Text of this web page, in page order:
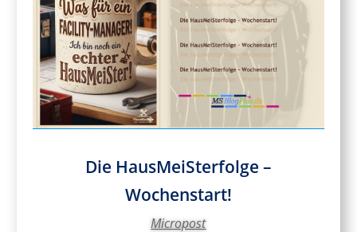
Die HausMeiSterfolge –
Wochenstart!
Micropost